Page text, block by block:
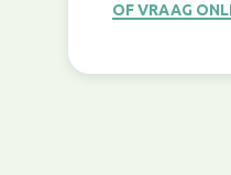
OF VRAAG